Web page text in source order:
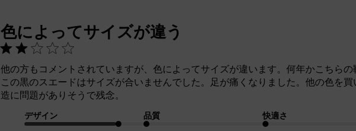
色によってサイズが違う
他の方もコメントされていますが、色によってサイズが違います。何年かこちらの
この黒のスエードはサイズが合いませんでした。足が痛くなりました。他の色を
造に問題がありそうで残念。
デザイン 品質 快適さ